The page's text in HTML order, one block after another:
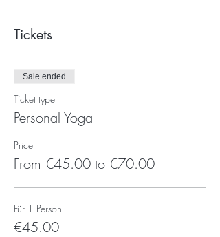
Tickets
Sale ended
Ticket type
Personal Yoga
Price
From €45.00 to €70.00
Für 1 Person
€45.00